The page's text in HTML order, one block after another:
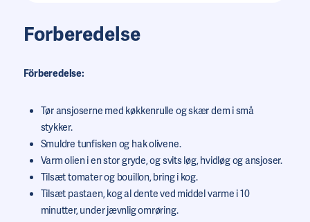
Forberedelse
Förberedelse:
Tør ansjoserne med køkkenrulle og skær dem i små
stykker.
Smuldre tunfisken og hak olivene.
Varm olien i en stor gryde, og svits løg, hvidløg og ansjoser.
Tilsæt tomater og bouillon, bring i kog.
Tilsæt pastaen, kog al dente ved middel varme i 10
minutter, under jævnlig omrøring.